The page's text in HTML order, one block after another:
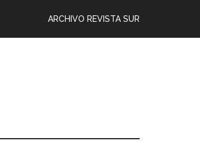
ARCHIVO REVISTA SUR